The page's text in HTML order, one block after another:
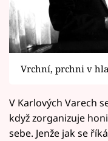
Vrchní, prchni v
V Karlových Varech
když zorganizuje
sebe. Jenže jak se